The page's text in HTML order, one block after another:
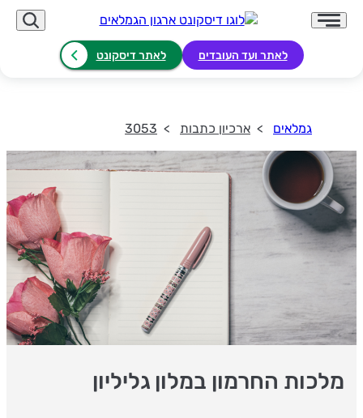
לאתר ועד העובדים לאתר דיסקונט
גמלאים ארכיון כתבות 3053
מלכות החרמון במלון גליליון